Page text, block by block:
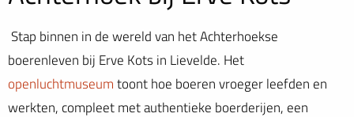
Stap binnen in de wereld van het Achterhoekse
boerenleven bij Erve Kots in Lievelde. Het
openluchtmuseum toont hoe boeren vroeger leefden en
werkten, compleet met authentieke boerderijen, een